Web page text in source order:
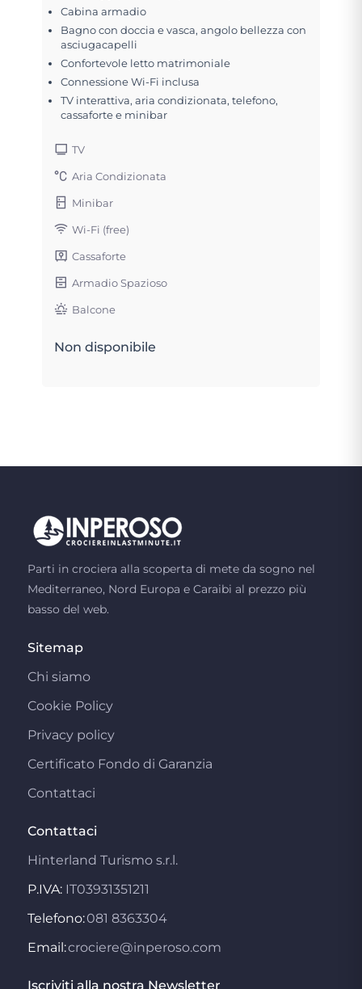
Cabina armadio
Bagno con doccia e vasca, angolo bellezza con
asciugacapelli
Confortevole letto matrimoniale
Connessione Wi-Fi inclusa
TV interattiva, aria condizionata, telefono,
cassaforte e minibar
TV
Aria Condizionata
Minibar
Wi-Fi (free)
Cassaforte
Armadio Spazioso
Balcone
Non disponibile
Parti in crociera alla scoperta di mete da sogno nel
Mediterraneo, Nord Europa e Caraibi al prezzo più
basso del web.
Sitemap
Chi siamo
Cookie Policy
Privacy policy
Certificato Fondo di Garanzia
Contattaci
Contattaci
Hinterland Turismo s.r.l.
P.IVA: IT03931351211
Telefono:081 8363304
Email:crociere@inperoso.com
Iscriviti alla nostra Newsletter